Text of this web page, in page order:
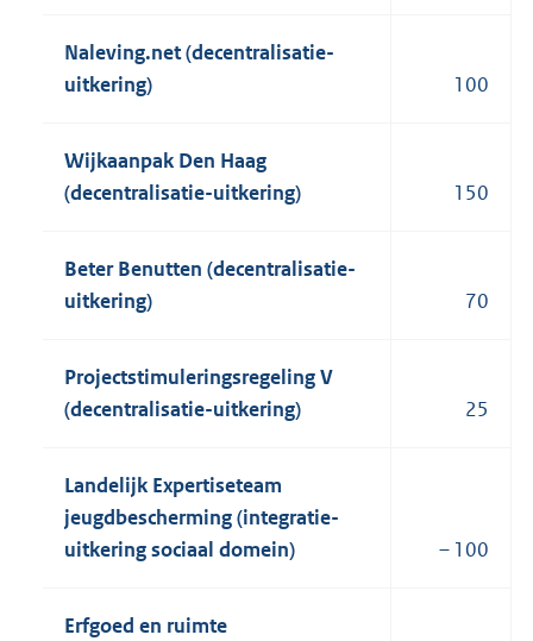
Naleving.net (decentralisatie-
uitkering)
100
Wijkaanpak Den Haag
(decentralisatie-uitkering)
150
Beter Benutten (decentralisatie-
uitkering)
70
Projectstimuleringsregeling V
(decentralisatie-uitkering)
25
Landelijk Expertiseteam
jeugdbescherming (integratie-
uitkering sociaal domein)
– 100
Erfgoed en ruimte